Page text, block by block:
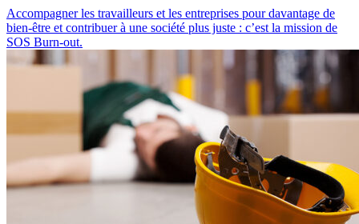
Accompagner les travailleurs et les entreprises pour davantage de
bien-être et contribuer à une société plus juste : c’est la mission de
SOS Burn-out.